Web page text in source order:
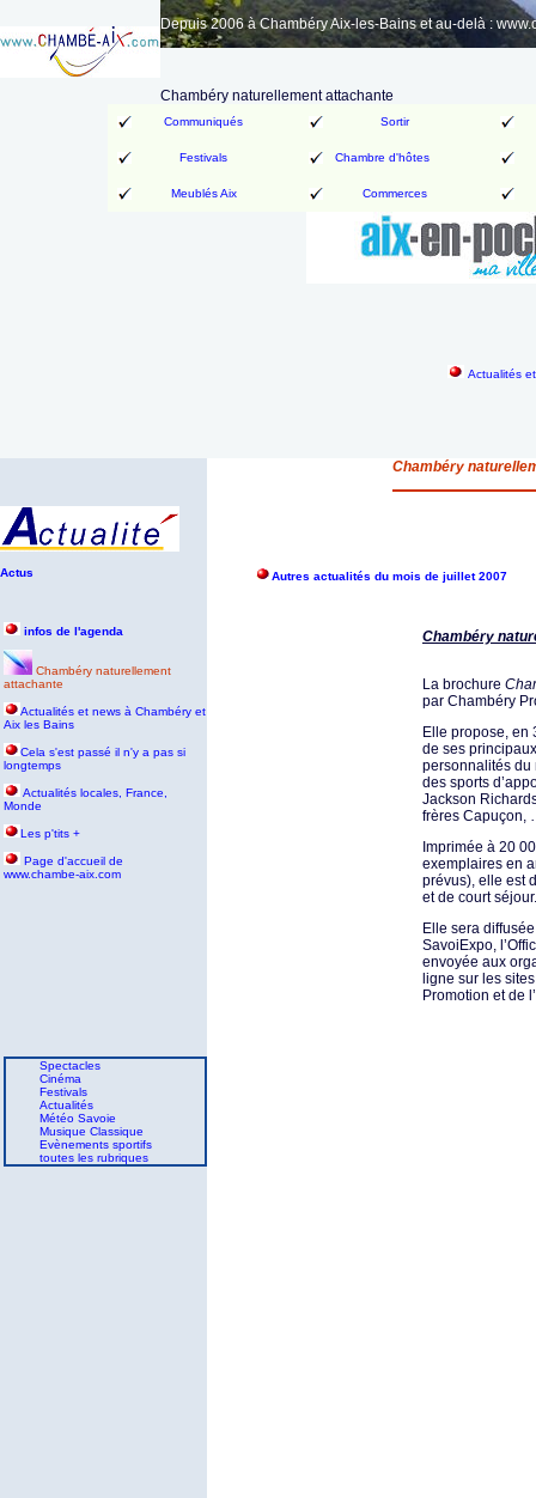
Depuis 2006 à Chambéry Aix-les-Bains et au-delà :
Chambéry naturellement attachante
Communiqués Sortir
Festivals Chambre d'hôtes
Meublés Aix Commerces
Actualités
Chambéry
Actus Autres actualités du mois de juillet 2007
infos de l'agenda
Chambéry naturellement
attachante
Actualités et news à Chambéry et
Aix les Bains
Cela s'est passé il n'y a pas si
longtemps
Actualités locales, France,
Monde
Les p'tits +
Page d'accueil de
www.chambe-aix.com
Spectacles
Cinéma
Festivals
Actualités
Météo Savoie
Musique Classique
Evènements sportifs
toutes les rubriques
Chambéry
La brochure
par Chambéry
Elle propose, en
de ses
personnalités du
des sports
Jackson
frères Capuçon,
Imprimée à 20
exemplaires en
prévus), elle est
et de court séjour.
Elle sera
SavoiExpo,
envoyée aux
ligne sur les
Promotion et de